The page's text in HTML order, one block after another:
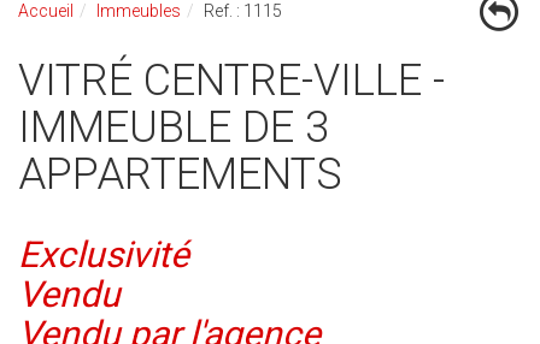
Accueil Immeubles Ref. : 1115
VITRÉ CENTRE-VILLE -
IMMEUBLE DE 3
APPARTEMENTS
Exclusivité
Vendu
Vendu par l'agence